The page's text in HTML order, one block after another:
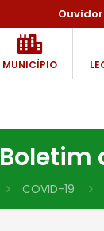
MUNICÍPIO
Boletim
COVID-19